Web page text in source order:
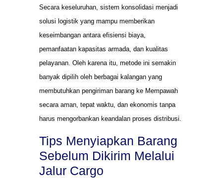
Secara keseluruhan, sistem konsolidasi menjadi
solusi logistik yang mampu memberikan
keseimbangan antara efisiensi biaya,
pemanfaatan kapasitas armada, dan kualitas
pelayanan. Oleh karena itu, metode ini semakin
banyak dipilih oleh berbagai kalangan yang
membutuhkan pengiriman barang ke Mempawah
secara aman, tepat waktu, dan ekonomis tanpa
harus mengorbankan keandalan proses distribusi.
Tips Menyiapkan Barang
Sebelum Dikirim Melalui
Jalur Cargo